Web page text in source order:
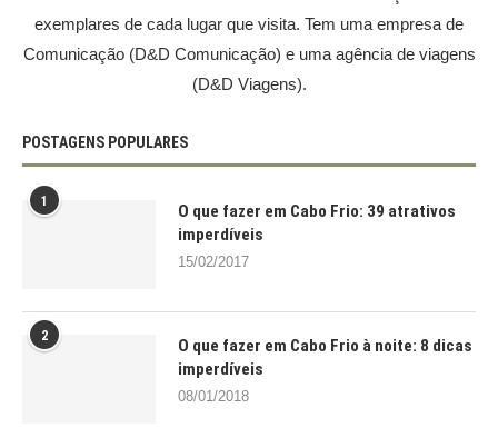
exemplares de cada lugar que visita. Tem uma empresa de
Comunicação (D&D Comunicação) e uma agência de viagens
(D&D Viagens).
POSTAGENS POPULARES
1
O que fazer em Cabo Frio: 39 atrativos
imperdíveis
15/02/2017
2
O que fazer em Cabo Frio à noite: 8 dicas
imperdíveis
08/01/2018